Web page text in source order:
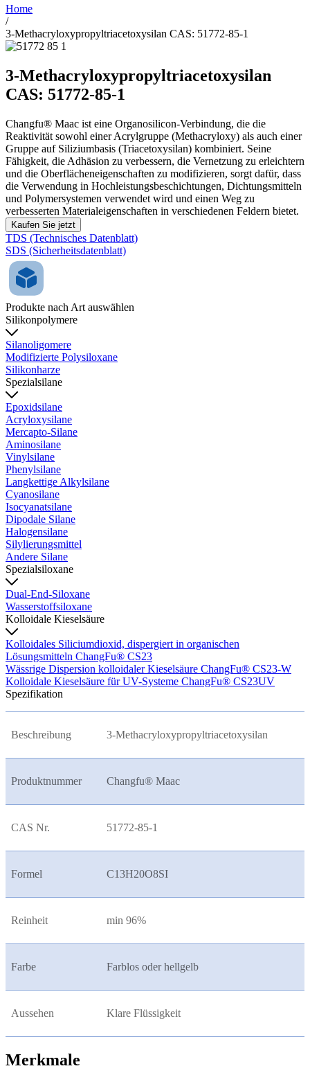
Home
/
3-Methacryloxypropyltriacetoxysilan CAS: 51772-85-1
3-Methacryloxypropyltriacetoxysilan
CAS: 51772-85-1
Changfu® Maac ist eine Organosilicon-Verbindung, die die
Reaktivität sowohl einer Acrylgruppe (Methacryloxy) als auch einer
Gruppe auf Siliziumbasis (Triacetoxysilan) kombiniert. Seine
Fähigkeit, die Adhäsion zu verbessern, die Vernetzung zu erleichtern
und die Oberflächeneigenschaften zu modifizieren, sorgt dafür, dass
die Verwendung in Hochleistungsbeschichtungen, Dichtungsmitteln
und Polymersystemen verwendet wird und einen Weg zu
verbesserten Materialeigenschaften in verschiedenen Feldern bietet.
Kaufen Sie jetzt
TDS (Technisches Datenblatt)
SDS (Sicherheitsdatenblatt)
Produkte nach Art auswählen
Silikonpolymere
Silanoligomere
Modifizierte Polysiloxane
Silikonharze
Spezialsilane
Epoxidsilane
Acryloxysilane
Mercapto-Silane
Aminosilane
Vinylsilane
Phenylsilane
Langkettige Alkylsilane
Cyanosilane
Isocyanatsilane
Dipodale Silane
Halogensilane
Silylierungsmittel
Andere Silane
Spezialsiloxane
Dual-End-Siloxane
Wasserstoffsiloxane
Kolloidale Kieselsäure
Kolloidales Siliciumdioxid, dispergiert in organischen
Lösungsmitteln ChangFu® CS23
Wässrige Dispersion kolloidaler Kieselsäure ChangFu® CS23-W
Kolloidale Kieselsäure für UV-Systeme ChangFu® CS23UV
Spezifikation
Beschreibung 3-Methacryloxypropyltriacetoxysilan
Produktnummer Changfu® Maac
CAS Nr. 51772-85-1
Formel C13H20O8SI
Reinheit min 96%
Farbe Farblos oder hellgelb
Aussehen Klare Flüssigkeit
Merkmale